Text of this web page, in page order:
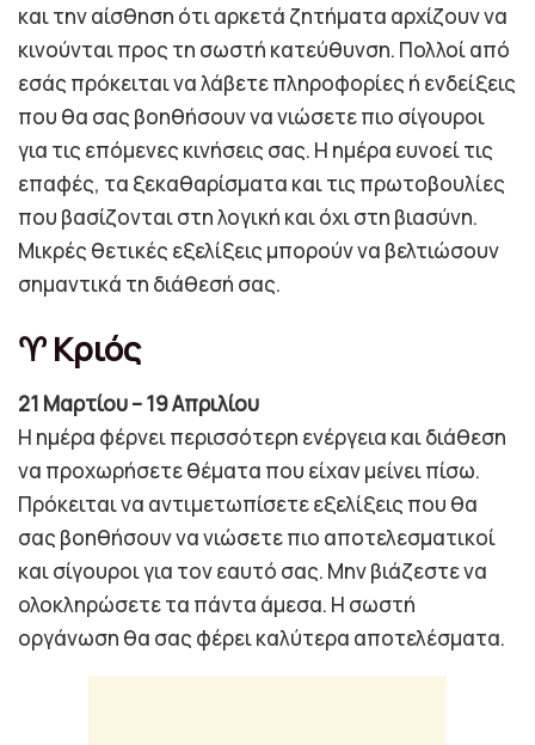
και την αίσθηση ότι αρκετά ζητήματα αρχίζουν να
κινούνται προς τη σωστή κατεύθυνση. Πολλοί από
εσάς πρόκειται να λάβετε πληροφορίες ή ενδείξεις
που θα σας βοηθήσουν να νιώσετε πιο σίγουροι
για τις επόμενες κινήσεις σας. Η ημέρα ευνοεί τις
επαφές, τα ξεκαθαρίσματα και τις πρωτοβουλίες
που βασίζονται στη λογική και όχι στη βιασύνη.
Μικρές θετικές εξελίξεις μπορούν να βελτιώσουν
σημαντικά τη διάθεσή σας.
♈ Κριός
21 Μαρτίου – 19 Απριλίου
Η ημέρα φέρνει περισσότερη ενέργεια και διάθεση
να προχωρήσετε θέματα που είχαν μείνει πίσω.
Πρόκειται να αντιμετωπίσετε εξελίξεις που θα
σας βοηθήσουν να νιώσετε πιο αποτελεσματικοί
και σίγουροι για τον εαυτό σας. Μην βιάζεστε να
ολοκληρώσετε τα πάντα άμεσα. Η σωστή
οργάνωση θα σας φέρει καλύτερα αποτελέσματα.